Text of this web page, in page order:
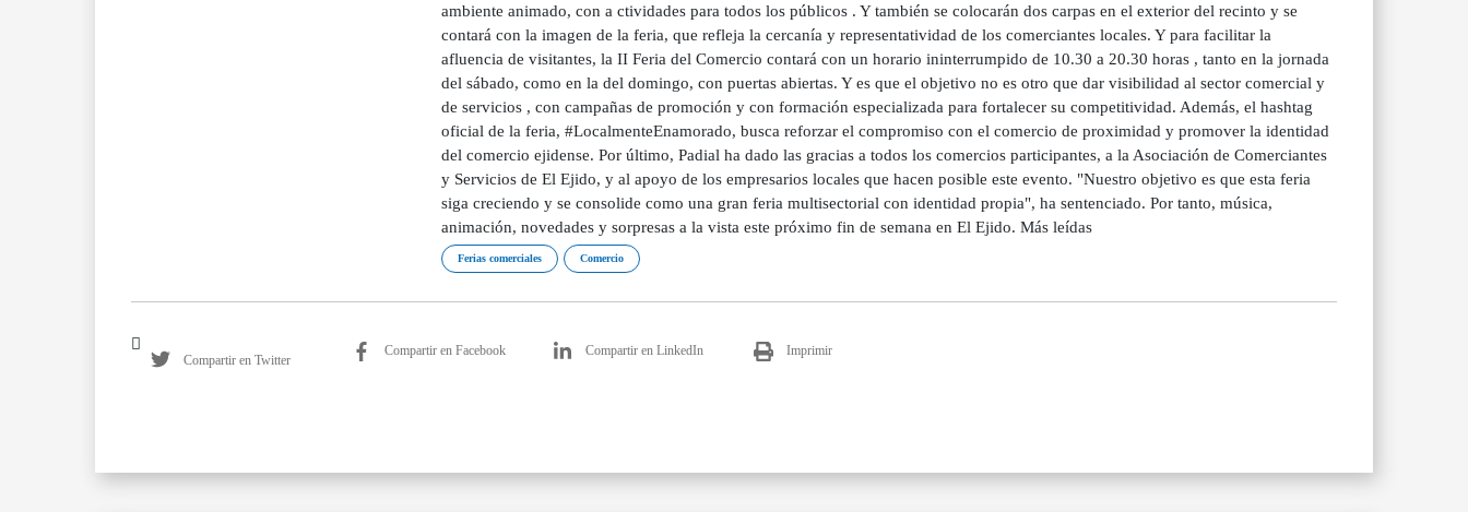
ambiente animado, con a ctividades para todos los públicos . Y también se colocarán dos carpas en el exterior del recinto y se
contará con la imagen de la feria, que refleja la cercanía y representatividad de los comerciantes locales. Y para facilitar la
afluencia de visitantes, la II Feria del Comercio contará con un horario ininterrumpido de 10.30 a 20.30 horas , tanto en la jornada
del sábado, como en la del domingo, con puertas abiertas. Y es que el objetivo no es otro que dar visibilidad al sector comercial y
de servicios , con campañas de promoción y con formación especializada para fortalecer su competitividad. Además, el hashtag
oficial de la feria, #LocalmenteEnamorado, busca reforzar el compromiso con el comercio de proximidad y promover la identidad
del comercio ejidense. Por último, Padial ha dado las gracias a todos los comercios participantes, a la Asociación de Comerciantes
y Servicios de El Ejido, y al apoyo de los empresarios locales que hacen posible este evento. "Nuestro objetivo es que esta feria
siga creciendo y se consolide como una gran feria multisectorial con identidad propia", ha sentenciado. Por tanto, música,
animación, novedades y sorpresas a la vista este próximo fin de semana en El Ejido. Más leídas
Ferias comerciales Comercio
Compartir en Twitter
Compartir en Facebook Compartir en LinkedIn Imprimir